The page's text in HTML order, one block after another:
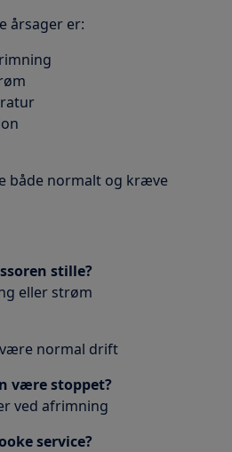
årsager er:
både normalt og kræve
stille?
eller strøm
normal drift
være stoppet?
ved afrimning
service?